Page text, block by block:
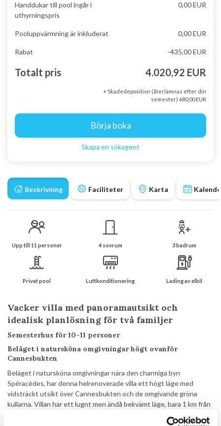
Beskrivning Faciliteter Karta
Upp till 11 personer 4 sovrum 3 badrum
Privat pool Luftkonditionering Lading av elbil
Vacker villa med panoramautsikt och
idealisk planlösning för två familjer
Semesterhus för 10–11 personer
Beläget i natursköna omgivningar högt ovanför
Cannesbukten
Beläget i natursköna omgivningar nära den charmiga byn
Spéracèdes, har denna helrenoverade villa ett högt läge med
vidsträckt utsikt över Cannesbukten och de omgivande gröna
kullarna. Villan har ett lugnt men ändå bekvämt läge, bara 1 km från
Handdukar till pool ingår i
uthyrningspris
0,00 EUR
Pooluppvärmning är inkluderat 0,00 EUR
Rabat -435,00 EUR
Totalt pris 4.020,92 EUR
+ Skadedeposition (återlämnas efter din
semester) 680,00 EUR
Börja boka
Skapa en sökagent